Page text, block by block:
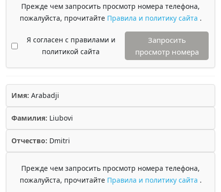
Прежде чем запросить просмотр номера телефона,
пожалуйста, прочитайте Правила и политику сайта .
Я согласен с правилами и
политикой сайта
Запросить
просмотр номера
Имя: Arabadji
Фамилия: Liubovi
Отчество: Dmitri
Прежде чем запросить просмотр номера телефона,
пожалуйста, прочитайте Правила и политику сайта .